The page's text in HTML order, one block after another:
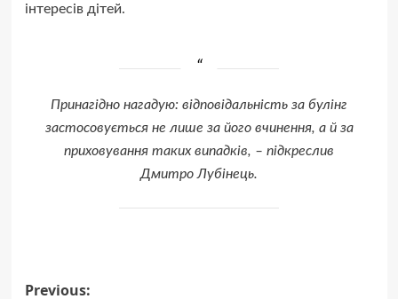
інтересів дітей.
Принагідно нагадую: відповідальність за булінг
застосовується не лише за його вчинення, а й за
приховування таких випадків, – підкреслив
Дмитро Лубінець.
Previous: